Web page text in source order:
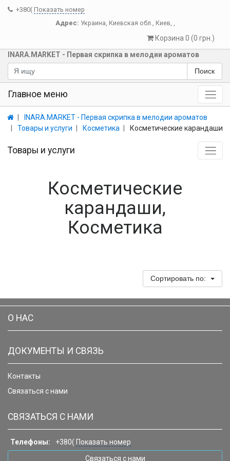
+380( Показать номер
Адрес: Украина, Киевская обл., Киев, ,
Корзина 0 (0 грн.)
INARA.MARKET - Первая скрипка в мелодии ароматов
Поиск
Главное меню
INARA.MARKET - Первая скрипка в мелодии ароматов
Товары и услуги
Косметика Косметические карандаши
Товары и услуги
Косметические
карандаши,
Косметика
Сортировать по:
О НАС
ДОКУМЕНТЫ И СВЯЗЬ
Контакты
Связаться с нами
СВЯЗАТЬСЯ С НАМИ
Телефоны: +380( Показать номер
Связаться с нами